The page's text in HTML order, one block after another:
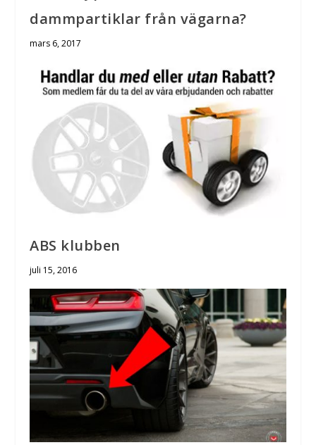
dammpartiklar från vägarna?
mars 6, 2017
ABS klubben
juli 15, 2016